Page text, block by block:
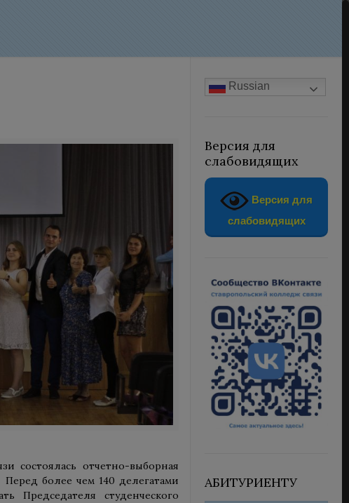
состоялась отчетно-выборная
более чем 140 делегатами
Председателя студенческого
Russian
Версия для
слабовидящих
Версия для
слабовидящих
АБИТУРИЕНТУ